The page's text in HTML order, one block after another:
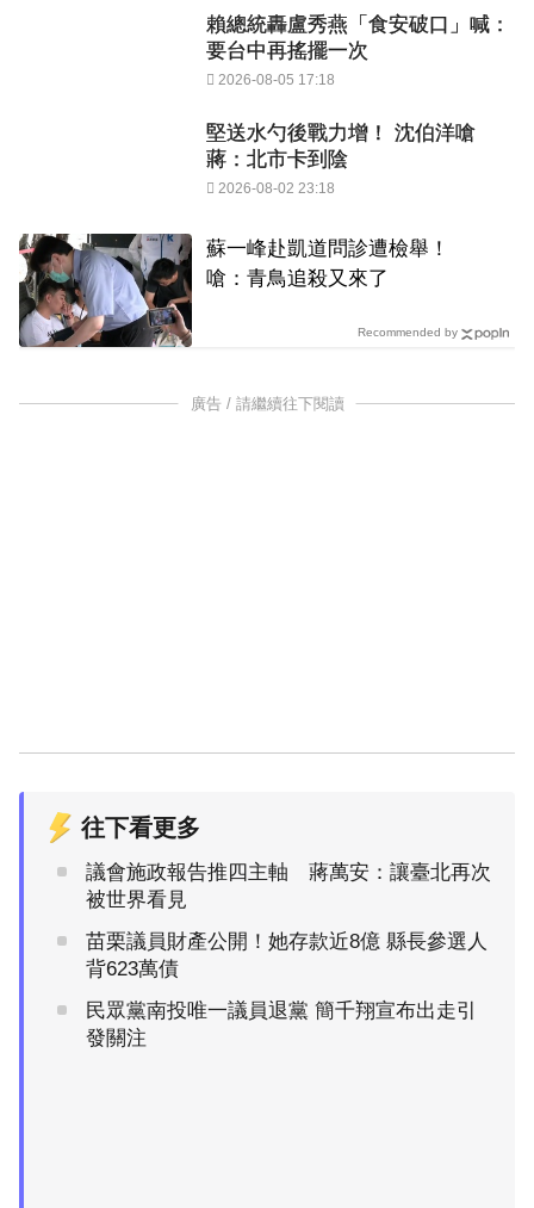
賴總統轟盧秀燕「食安破口」喊：
要台中再搖擺一次
2026-08-05 17:18
堅送水勺後戰力增！ 沈伯洋嗆
蔣：北市卡到陰
2026-08-02 23:18
蘇一峰赴凱道問診遭檢舉！
嗆：青鳥追殺又來了
Recommended by
廣告 / 請繼續往下閱讀
往下看更多
議會施政報告推四主軸 蔣萬安：讓臺北再次
被世界看見
苗栗議員財產公開！她存款近8億 縣長參選人
背623萬債
民眾黨南投唯一議員退黨 簡千翔宣布出走引
發關注